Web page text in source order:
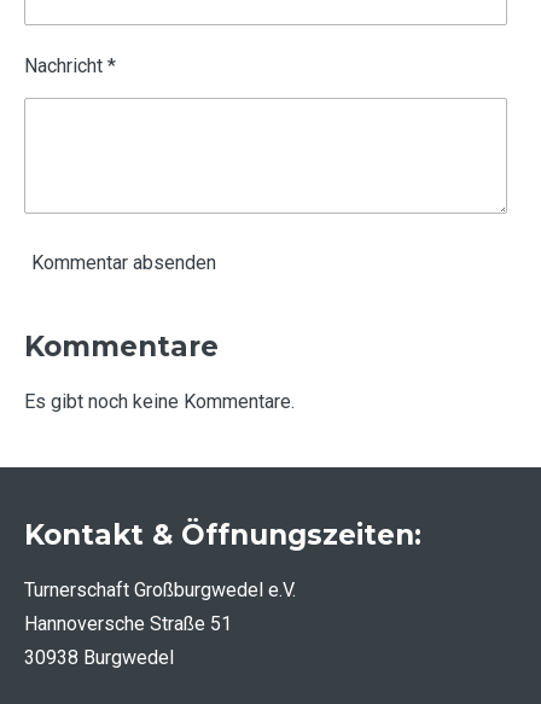
Nachricht *
Kommentar absenden
Kommentare
Es gibt noch keine Kommentare.
Kontakt & Öffnungszeiten:
Turnerschaft Großburgwedel e.V.
Hannoversche Straße 51
30938 Burgwedel